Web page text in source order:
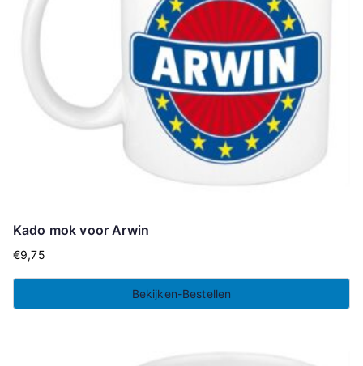
Kado mok voor Arwin
€9,75
Bekijken-Bestellen